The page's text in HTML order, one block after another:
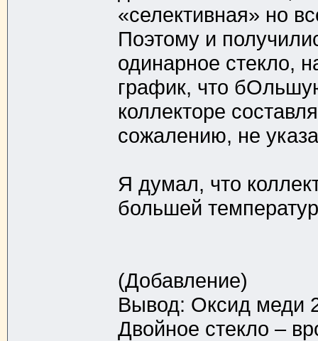
«селективная» но
Поэтому и
одинарное стекло,
график, что
коллекторе
сожалению, не
Я думал, что
большей
(Добавление)
Вывод: Оксид меди
Двойное стекло –